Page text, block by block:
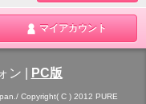
マイアカウント
ン PC版
Copyright( C ) 2012 PURE